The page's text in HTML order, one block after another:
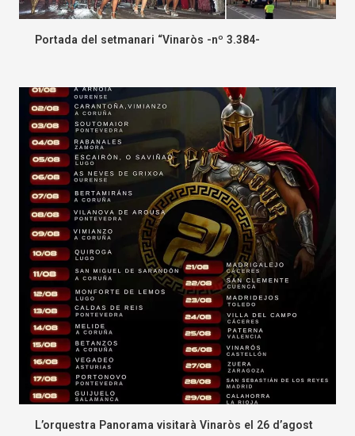
Portada del setmanari “Vinaròs -nº 3.384-
L’orquestra Panorama visitarà Vinaròs el 26 d’agost